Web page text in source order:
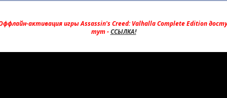
активация игры Assassin's Creed: Valhalla Complete Edition
тут -ССЫЛКА!